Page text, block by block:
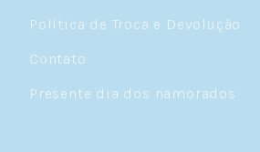
Política de Troca e Devolução
Contato
Presente dia dos namorados